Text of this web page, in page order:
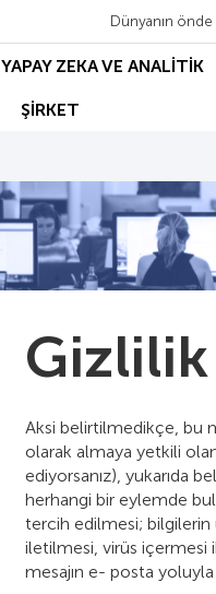
Dünyanın önde
YAPAY ZEKA VE ANALİTİK
ŞİRKET
Aksi belirtilmedikçe, bu
olarak almaya yetkili olan
ediyorsanız), yukarıda
herhangi bir eylemde
tercih edilmesi; bilgilerin
iletilmesi, virüs içermesi
mesajın e- posta